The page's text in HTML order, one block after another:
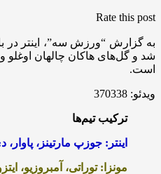
Rate this post
است.
ویدئو: 370338
ترکیب تیم‌ها
اینتر: جوزپ مارتینز، پاوار،
مونزا: توراتی، آمبروزیو،